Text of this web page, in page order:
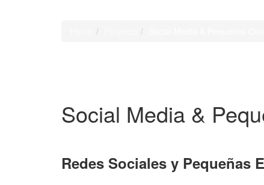
Social Media &
Redes Sociales y Pequeñas